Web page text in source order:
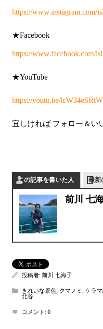
https://www.instagram.com/
★Facebook
https://www.facebook.com/
★YouTube
https://youtu.be/
宜しければ フォロー＆い
この記事を書いた人 最新
前川 七
投稿者: 前川 七海子
きれいな景色, クマノミ , ケラ
北谷
コメント: 0